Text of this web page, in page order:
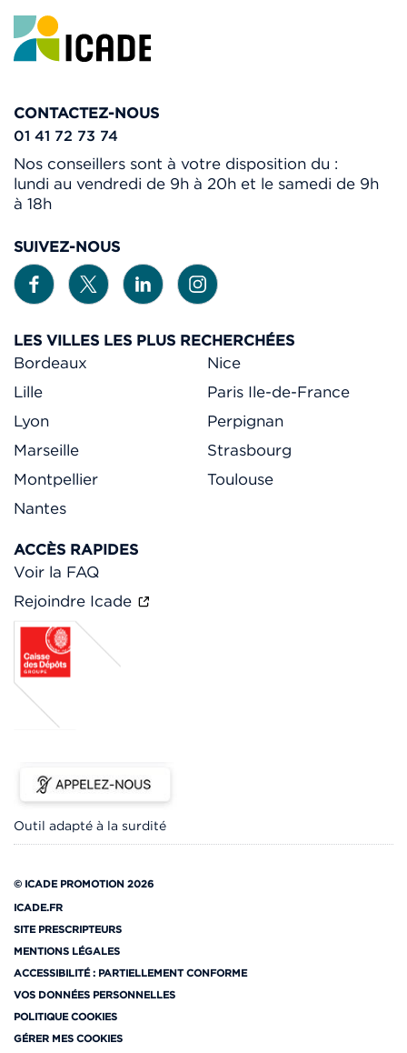
CONTACTEZ-NOUS
01 41 72 73 74
Nos conseillers sont à votre disposition du :
lundi au vendredi de 9h à 20h et le samedi de 9h
à 18h
SUIVEZ-NOUS
LES VILLES LES PLUS RECHERCHÉES
Bordeaux
Lille
Lyon
Marseille
Montpellier
Nantes
Nice
Paris Ile-de-France
Perpignan
Strasbourg
Toulouse
ACCÈS RAPIDES
Voir la FAQ
Rejoindre Icade
Outil adapté à la surdité
© ICADE PROMOTION 2026
ICADE.FR
SITE PRESCRIPTEURS
MENTIONS LÉGALES
ACCESSIBILITÉ : PARTIELLEMENT CONFORME
VOS DONNÉES PERSONNELLES
POLITIQUE COOKIES
GÉRER MES COOKIES